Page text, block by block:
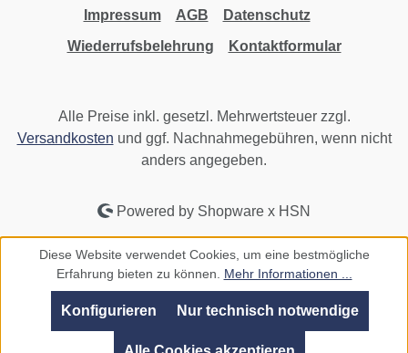
Impressum AGB
Datenschutz
Wiederrufsbelehrung
Kontaktformular
Alle Preise inkl. gesetzl. Mehrwertsteuer zzgl.
Versandkosten und ggf. Nachnahmegebühren, wenn nicht
anders angegeben.
Powered by Shopware x HSN
Diese Website verwendet Cookies, um eine bestmögliche
Erfahrung bieten zu können. Mehr Informationen ...
Nur technisch notwendige
Konfigurieren